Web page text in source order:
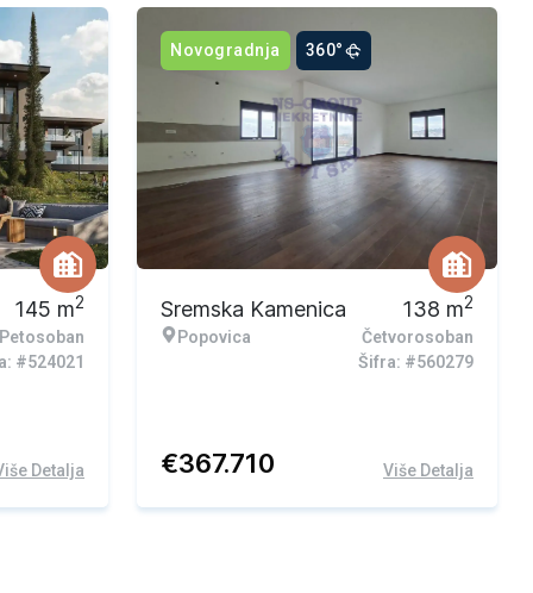
145 m2
Petosoban
#524021
Detalja
Novogradnja 360°
Sremska Kamenica
Popovica
138 m2
Četvorosoban
Šifra: #560279
€367.710 Više Detalja